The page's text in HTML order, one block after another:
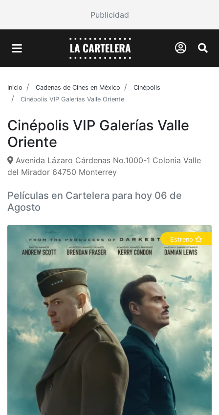
Publicidad
Inicio Cadenas de Cines en México
Cinépolis
Cinépolis VIP Galerías Valle Oriente
Cinépolis VIP Galerías Valle
Oriente
Avenida Lázaro Cárdenas No.1000-1 Colonia Valle
del Mirador 64750 Monterrey
Películas en Cartelera para hoy 06 de
Agosto
Estreno